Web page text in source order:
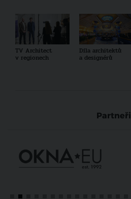
TV Architect
v regionech
Díla architektů
a designérů
Partneři